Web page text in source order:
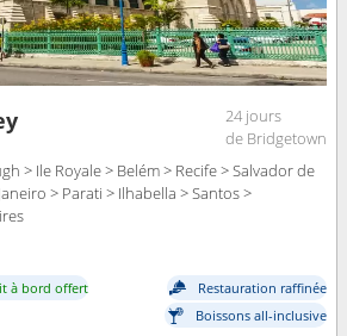
24 jours
de Bridgetown
> Ile Royale > Belém > Recife > Salvador de
> Parati > Ilhabella > Santos >
à bord offert
Restauration raffinée
Boissons all-inclusive